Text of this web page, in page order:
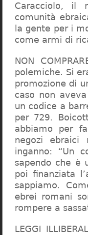
Caracciolo, il
comunità
la gente per i
come armi di
NON
polemiche. Si
promozione di
caso non
un codice a
per 729.
abbiamo per
negozi ebraici
inganno: “Un
sapendo che è
poi finanziata
sappiamo.
ebrei romani
rompere a
LEGGI